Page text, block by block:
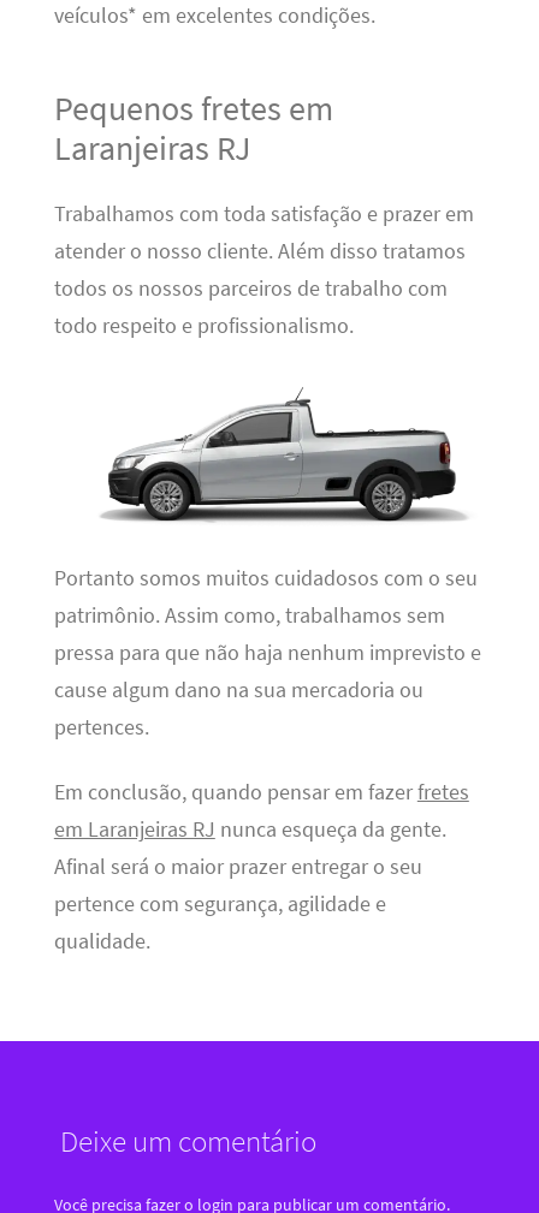
veículos* em excelentes condições.
Pequenos fretes em
Laranjeiras RJ
Trabalhamos com toda satisfação e prazer em
atender o nosso cliente. Além disso tratamos
todos os nossos parceiros de trabalho com
todo respeito e profissionalismo.
Portanto somos muitos cuidadosos com o seu
patrimônio. Assim como, trabalhamos sem
pressa para que não haja nenhum imprevisto e
cause algum dano na sua mercadoria ou
pertences.
Em conclusão, quando pensar em fazerfretes
em Laranjeiras RJ nunca esqueça da gente.
Afinal será o maior prazer entregar o seu
pertence com segurança, agilidade e
qualidade.
Deixe um comentário
Você precisa fazer o login para publicar um comentário.